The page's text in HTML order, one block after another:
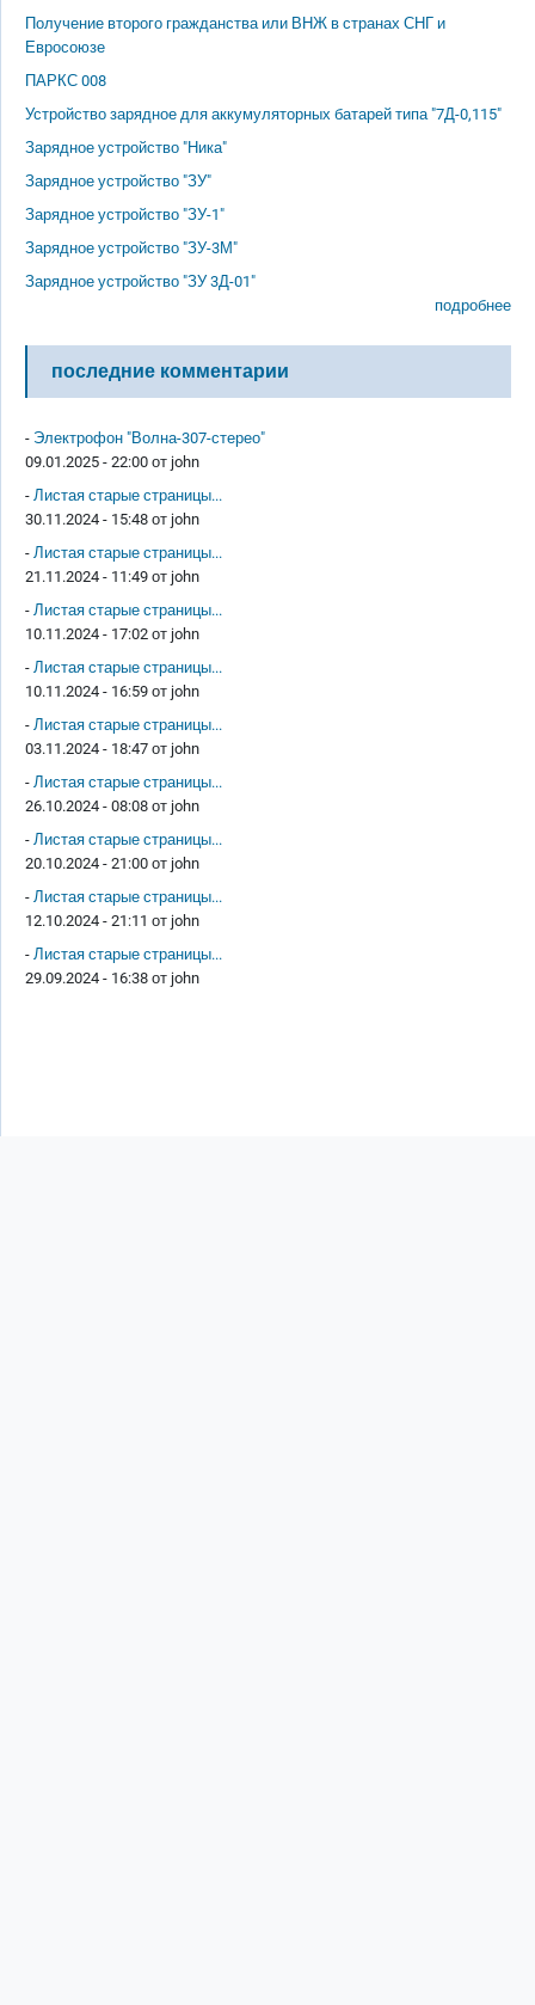
Получение второго гражданства или ВНЖ в странах СНГ и
Евросоюзе
ПАРКС 008
Устройство зарядное для аккумуляторных батарей типа "7Д-0,115"
Зарядное устройство "Ника"
Зарядное устройство "ЗУ"
Зарядное устройство "ЗУ-1"
Зарядное устройство "ЗУ-3М"
Зарядное устройство "ЗУ 3Д-01"
подробнее
последние комментарии
- Электрофон "Волна-307-стерео"
09.01.2025 - 22:00 от john
- Листая старые страницы...
30.11.2024 - 15:48 от john
- Листая старые страницы...
21.11.2024 - 11:49 от john
- Листая старые страницы...
10.11.2024 - 17:02 от john
- Листая старые страницы...
10.11.2024 - 16:59 от john
- Листая старые страницы...
03.11.2024 - 18:47 от john
- Листая старые страницы...
26.10.2024 - 08:08 от john
- Листая старые страницы...
20.10.2024 - 21:00 от john
- Листая старые страницы...
12.10.2024 - 21:11 от john
- Листая старые страницы...
29.09.2024 - 16:38 от john